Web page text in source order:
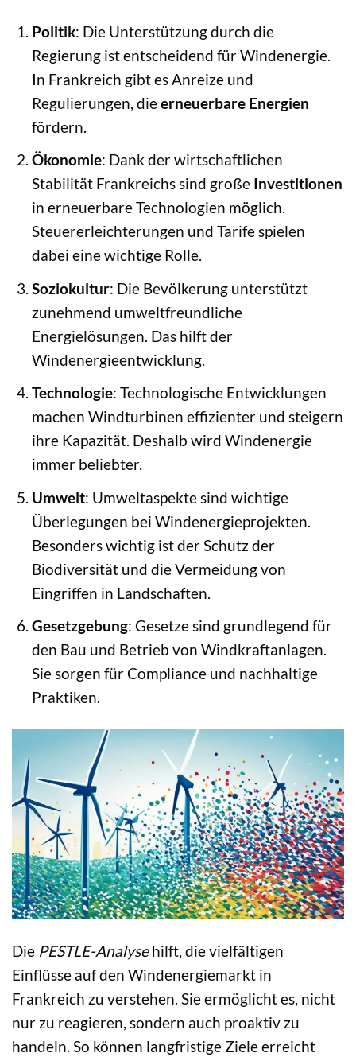
Politik: Die Unterstützung durch die
Regierung ist entscheidend für Windenergie.
In Frankreich gibt es Anreize und
Regulierungen, dieerneuerbare Energien
fördern.
Ökonomie: Dank der wirtschaftlichen
Stabilität Frankreichs sind große Investitionen
in erneuerbare Technologien möglich.
Steuererleichterungen und Tarife spielen
dabei eine wichtige Rolle.
Soziokultur: Die Bevölkerung unterstützt
zunehmend umweltfreundliche
Energielösungen. Das hilft der
Windenergieentwicklung.
Technologie: Technologische Entwicklungen
machen Windturbinen effizienter und steigern
ihre Kapazität. Deshalb wird Windenergie
immer beliebter.
Umwelt: Umweltaspekte sind wichtige
Überlegungen bei Windenergieprojekten.
Besonders wichtig ist der Schutz der
Biodiversität und die Vermeidung von
Eingriffen in Landschaften.
Gesetzgebung: Gesetze sind grundlegend für
den Bau und Betrieb von Windkraftanlagen.
Sie sorgen für Compliance und nachhaltige
Praktiken.
Die PESTLE-Analysehilft, die vielfältigen
Einflüsse auf den Windenergiemarkt in
Frankreich zu verstehen. Sie ermöglicht es, nicht
nur zu reagieren, sondern auch proaktiv zu
handeln. So können langfristige Ziele erreicht